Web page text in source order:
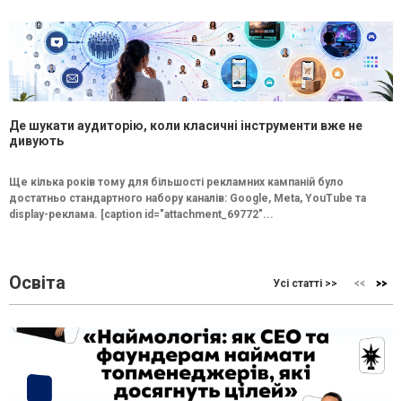
Де шукати аудиторію, коли класичні інструменти вже не
дивують
Ще кілька років тому для більшості рекламних кампаній було
достатньо стандартного набору каналів: Google, Meta, YouTube та
display-реклама. [caption id="attachment_69772"...
Освіта Усі статті >>